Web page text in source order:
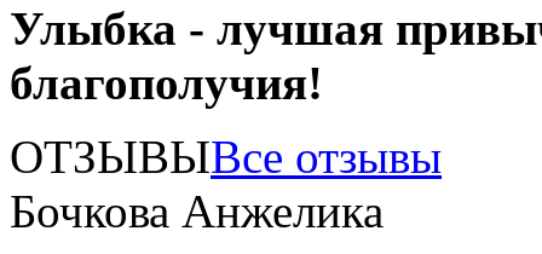
Улыбка - лучшая
благополучия!
ОТЗЫВЫВсе отзывы
Бочкова Анжелика